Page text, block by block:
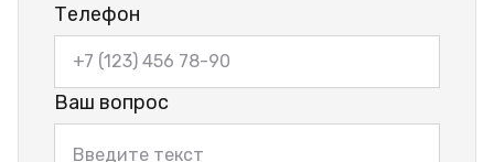
Телефон
Ваш вопрос